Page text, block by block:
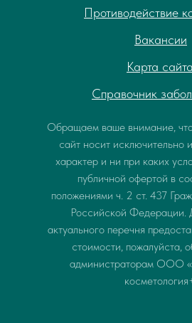
Вакансии
Карта сайта
Справочник
Противодействие
Обращаем ваше внимание,
сайт носит исключительно
характер и ни при каких
публичной офертой в
положениями ч. 2 ст. 437
Российской Федерации.
актуального перечня
стоимости, пожалуйста,
администраторам ООО